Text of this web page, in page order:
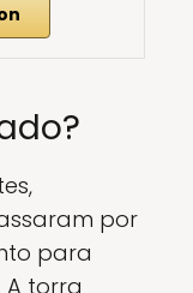
por
para
torra